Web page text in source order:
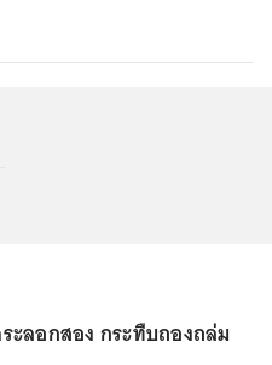
ะลอกสอง กระทืบถองถล่ม